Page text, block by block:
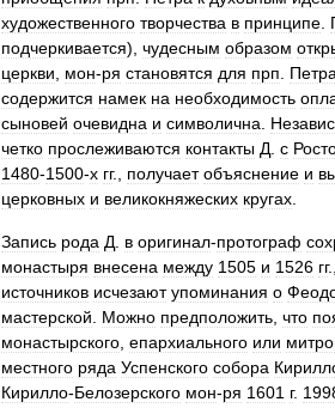
художественного творчества в принципе
подчеркивается), чудесным образом
церкви
мон-ря становятся для прп Петра
содержится намек на необходимость
сыновей очевидна и символична
четко прослеживаются контакты Д с
1480-1500-х гг., получает объяснение и
церковных и великокняжеских кругах
Запись рода Д в оригинал-протограф
монастыря внесена между 1505 и 1526 гг.,
источников исчезают упоминания о
мастерской
Можно предположить что
монастырского епархиального или
местного ряда Успенского собора
Кирилло-Белозерского мон-ря 1601 г.